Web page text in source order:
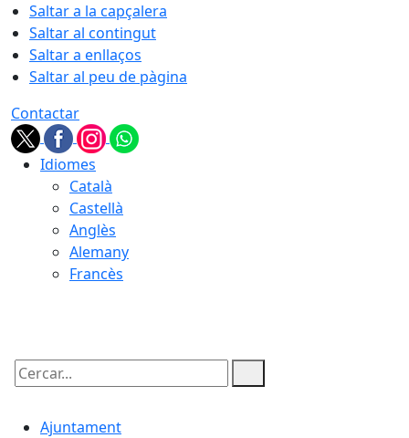
Saltar a la capçalera
Saltar al contingut
Saltar a enllaços
Saltar al peu de pàgina
Contactar
Idiomes
Català
Castellà
Anglès
Alemany
Francès
Cercar:
Ajuntament